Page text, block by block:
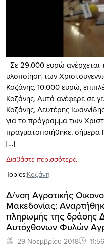
Σε 29.000 ευρώ ανέρχεται
υλοποίηση των
Κοζάνης. 10.000 ευρώ,
Κοζάνης. Αυτά ανέφερε σε
Κοζάνης, Λευτέρης
για το πρόγραμμα των
πραγματοποιήθηκε, σήμερα
[…]
Διαβάστε περισσότερα
Topics:Κοζάνη
Δ/νση Αγροτικής
Μακεδονίας:
πληρωμής της δράσης
Αυτόχθονων Φυλών
29 Νοεμβρίου 2018 11:56